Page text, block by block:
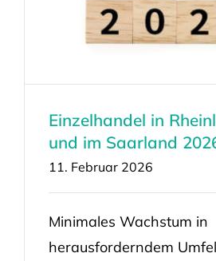
Einzelhandel in
und im Saarland
11. Februar 2026
Minimales Wachstum in
herausforderndem